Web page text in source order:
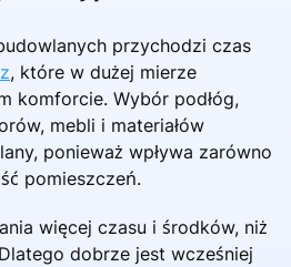
przychodzi czas
, które w dużej mierze
komforcie. Wybór podłóg,
mebli i materiałów
ponieważ wpływa zarówno
pomieszczeń.
więcej czasu i środków, niż
dobrze jest wcześniej